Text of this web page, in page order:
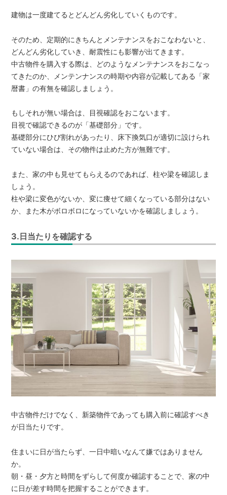
建物は一度建てるとどんどん劣化していくものです。
そのため、定期的にきちんとメンテナンスをおこなわないと、
どんどん劣化していき、耐震性にも影響が出てきます。
中古物件を購入する際は、どのようなメンテナンスをおこなっ
てきたのか、メンテンナンスの時期や内容が記載してある「家
暦書」の有無を確認しましょう。
もしそれが無い場合は、目視確認をおこないます。
目視で確認できるのが「基礎部分」です。
基礎部分にひび割れがあったり、床下換気口が適切に設けられ
ていない場合は、その物件は止めた方が無難です。
また、家の中も見せてもらえるのであれば、柱や梁を確認しま
しょう。
柱や梁に変色がないか、変に痩せて細くなっている部分はない
か、また木がボロボロになっていないかを確認しましょう。
3.日当たりを確認する
中古物件だけでなく、新築物件であっても購入前に確認すべき
が日当たりです。
住まいに日が当たらず、一日中暗いなんて嫌ではありません
か。
朝・昼・夕方と時間をずらして何度か確認することで、家の中
に日が差す時間を把握することができます。